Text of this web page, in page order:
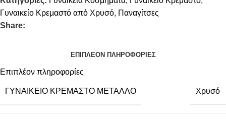
Γυναικείο Κρεμαστό από Χρυσό, Παναγίτσες
Share:
ΕΠΙΠΛΈΟΝ ΠΛΗΡΟΦΟΡΊΕΣ
Επιπλέον πληροφορίες
ΓΥΝΑΙΚΕΊΟ ΚΡΕΜΑΣΤΌ ΜΈΤΑΛΛΟ Χρυσό